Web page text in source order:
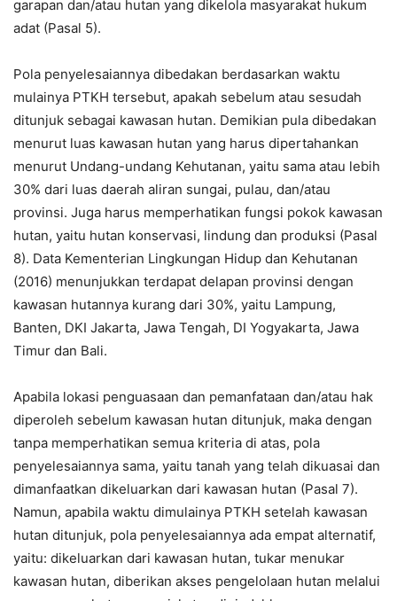
garapan dan/atau hutan yang dikelola masyarakat hukum
adat (Pasal 5).
Pola penyelesaiannya dibedakan berdasarkan waktu
mulainya PTKH tersebut, apakah sebelum atau sesudah
ditunjuk sebagai kawasan hutan. Demikian pula dibedakan
menurut luas kawasan hutan yang harus dipertahankan
menurut Undang-undang Kehutanan, yaitu sama atau lebih
30% dari luas daerah aliran sungai, pulau, dan/atau
provinsi. Juga harus memperhatikan fungsi pokok kawasan
hutan, yaitu hutan konservasi, lindung dan produksi (Pasal
8). Data Kementerian Lingkungan Hidup dan Kehutanan
(2016) menunjukkan terdapat delapan provinsi dengan
kawasan hutannya kurang dari 30%, yaitu Lampung,
Banten, DKI Jakarta, Jawa Tengah, DI Yogyakarta, Jawa
Timur dan Bali.
Apabila lokasi penguasaan dan pemanfataan dan/atau hak
diperoleh sebelum kawasan hutan ditunjuk, maka dengan
tanpa memperhatikan semua kriteria di atas, pola
penyelesaiannya sama, yaitu tanah yang telah dikuasai dan
dimanfaatkan dikeluarkan dari kawasan hutan (Pasal 7).
Namun, apabila waktu dimulainya PTKH setelah kawasan
hutan ditunjuk, pola penyelesaiannya ada empat alternatif,
yaitu: dikeluarkan dari kawasan hutan, tukar menukar
kawasan hutan, diberikan akses pengelolaan hutan melalui